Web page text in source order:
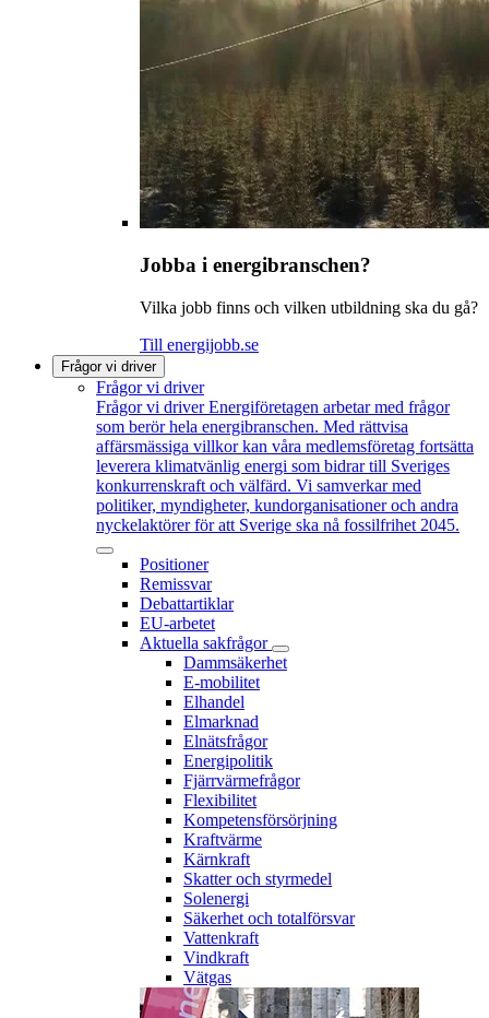
Jobba i energibranschen?
Vilka jobb finns och vilken utbildning ska du gå?
Till energijobb.se
Frågor vi driver
Frågor vi driver
Frågor vi driver Energiföretagen arbetar med frågor
som berör hela energibranschen. Med rättvisa
affärsmässiga villkor kan våra medlemsföretag fortsätta
leverera klimatvänlig energi som bidrar till Sveriges
konkurrenskraft och välfärd. Vi samverkar med
politiker, myndigheter, kundorganisationer och andra
nyckelaktörer för att Sverige ska nå fossilfrihet 2045.
Positioner
Remissvar
Debattartiklar
EU-arbetet
Aktuella sakfrågor
Dammsäkerhet
E-mobilitet
Elhandel
Elmarknad
Elnätsfrågor
Energipolitik
Fjärrvärmefrågor
Flexibilitet
Kompetensförsörjning
Kraftvärme
Kärnkraft
Skatter och styrmedel
Solenergi
Säkerhet och totalförsvar
Vattenkraft
Vindkraft
Vätgas